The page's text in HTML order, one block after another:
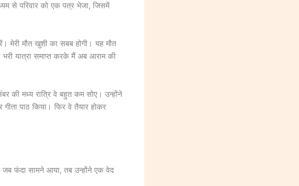
से परिवार को एक पत्र भेजा, जिसमें
मेरी मौत खुशी का सबब होगी। यह मौत
यात्रा समाप्त करके मैं अब आराम की
की मध्य रात्रि वे बहुत कम सोए। उन्होंने
गीता पाठ किया। फिर वे तैयार होकर
फंदा सामने आया, तब उन्होंने एक वेद